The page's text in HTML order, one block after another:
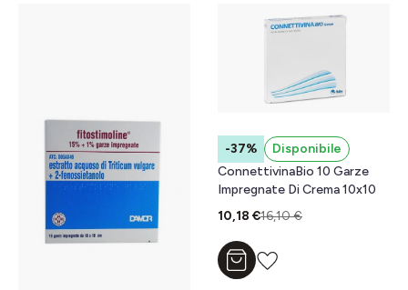
-37%
Disponibile
ConnettivinaBio 10 Garze
Impregnate Di Crema 10x10
10,18 €16,10 €
Aggiungi al carrello